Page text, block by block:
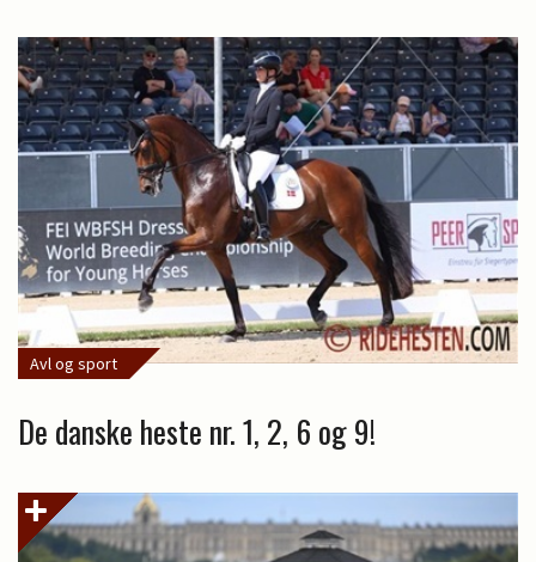
Avl og sport
De danske heste nr. 1, 2, 6 og 9!